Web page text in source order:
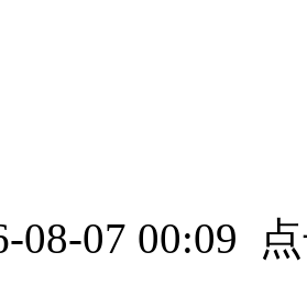
08-07 00:09